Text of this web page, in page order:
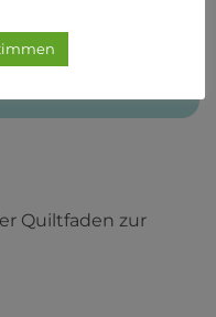
Quiltfaden zur